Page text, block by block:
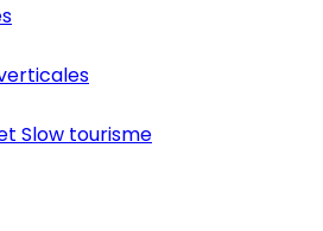
Slow tourisme